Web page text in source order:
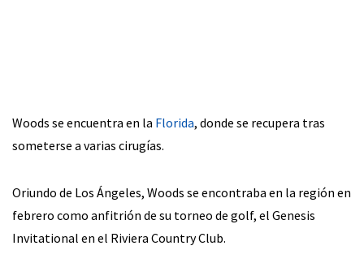
Woods se encuentra en la Florida, donde se recupera tras
someterse a varias cirugías.
Oriundo de Los Ángeles, Woods se encontraba en la región en
febrero como anfitrión de su torneo de golf, el Genesis
Invitational en el Riviera Country Club.